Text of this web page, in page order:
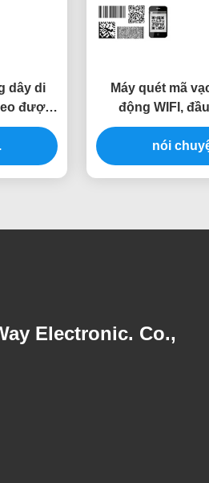
dây di
được
Máy quét mã
động WIFI,
Maxicode Code
nói
Electronic. Co.,